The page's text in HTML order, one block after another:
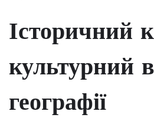
Історичний
культурний
географії